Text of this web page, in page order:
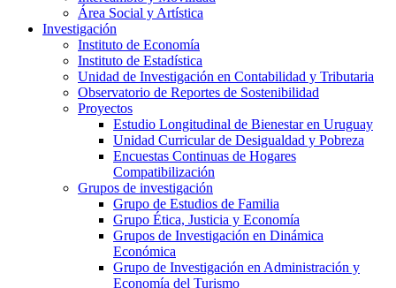
Área Social y Artística
Investigación
Instituto de Economía
Instituto de Estadística
Unidad de Investigación en Contabilidad y Tributaria
Observatorio de Reportes de Sostenibilidad
Proyectos
Estudio Longitudinal de Bienestar en Uruguay
Unidad Curricular de Desigualdad y Pobreza
Encuestas Continuas de Hogares
Compatibilización
Grupos de investigación
Grupo de Estudios de Familia
Grupo Ética, Justicia y Economía
Grupos de Investigación en Dinámica
Económica
Grupo de Investigación en Administración y
Economía del Turismo